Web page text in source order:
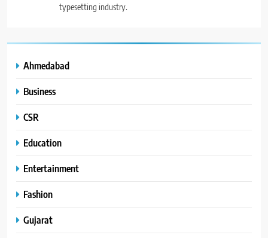
typesetting industry.
Ahmedabad
Business
CSR
Education
Entertainment
Fashion
Gujarat